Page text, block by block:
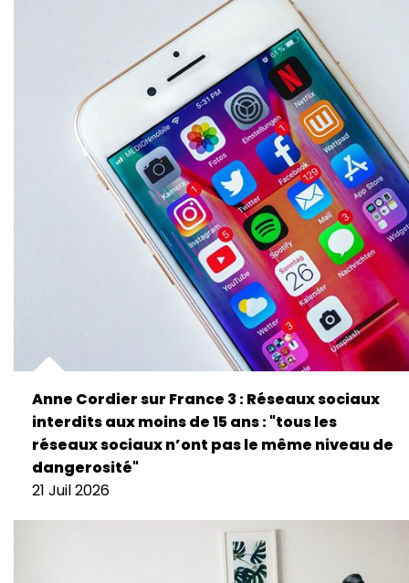
Anne Cordier sur France 3 : Réseaux sociaux
interdits aux moins de 15 ans : "tous les
réseaux sociaux n’ont pas le même niveau de
dangerosité"
21 Juil 2026